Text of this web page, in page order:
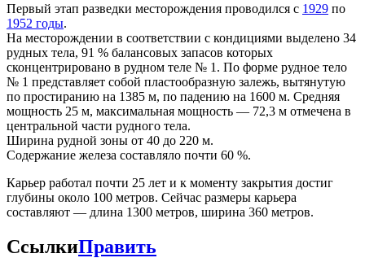
Первый этап разведки месторождения проводился с 1929 по
1952 годы.
На месторождении в соответствии с кондициями выделено 34
рудных тела, 91 % балансовых запасов которых
сконцентрировано в рудном теле № 1. По форме рудное тело
№ 1 представляет собой пластообразную залежь, вытянутую
по простиранию на 1385 м, по падению на 1600 м. Средняя
мощность 25 м, максимальная мощность — 72,3 м отмечена в
центральной части рудного тела.
Ширина рудной зоны от 40 до 220 м.
Содержание железа составляло почти 60 %.
Карьер работал почти 25 лет и к моменту закрытия достиг
глубины около 100 метров. Сейчас размеры карьера
составляют — длина 1300 метров, ширина 360 метров.
СсылкиПравить